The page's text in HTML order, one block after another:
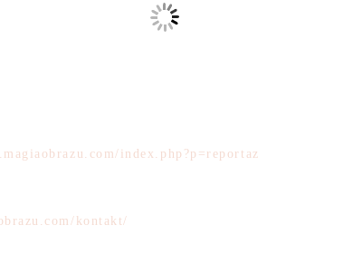
index.php?p=reportaz
kontakt/